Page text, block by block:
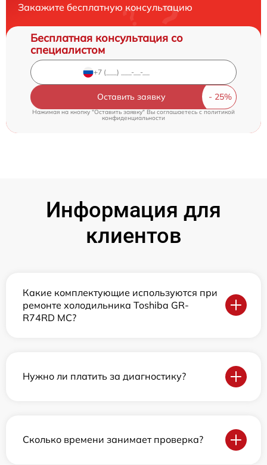
Закажите бесплатную консультацию
Бесплатная консультация со
специалистом
Оставить заявку
Нажимая на кнопку "Оставить заявку" Вы соглашаетесь cполитикой
конфиденциальности
Информация для
клиентов
Какие комплектующие используются при
ремонте холодильника Toshiba GR-
R74RD MC?
Нужно ли платить за диагностику?
Сколько времени занимает проверка?